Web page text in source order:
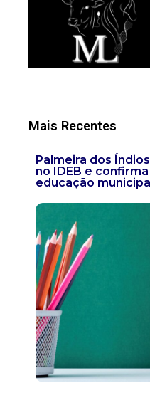
Mais Recentes
Palmeira dos
no IDEB e
educação